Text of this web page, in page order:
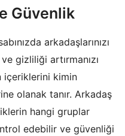
Güvenlik
arkadaşlarınızı
gizliliği artırmanızı
içeriklerini kimin
olanak tanır. Arkadaş
hangi gruplar
edebilir ve güvenliği